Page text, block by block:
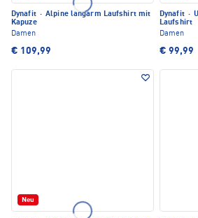
Dynafit · Alpine langarm Laufshirt mit
Kapuze
Damen
€ 109,99
Dynafit ·
Laufshirt
Damen
€ 99,99
Neu